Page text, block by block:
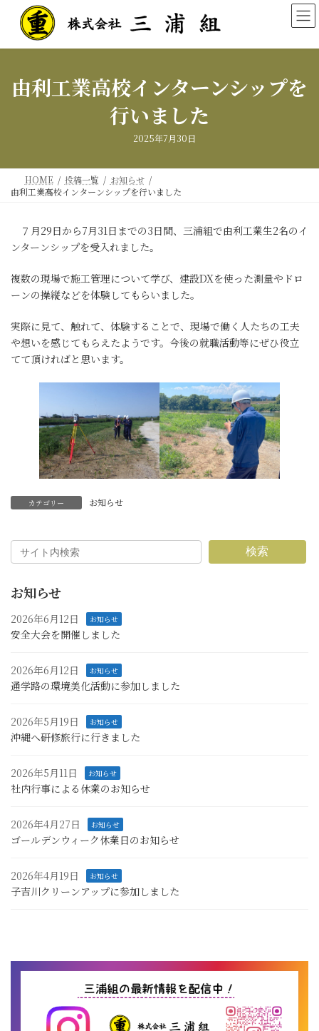
ン
ー
由利工業高校インターンシップを
行いました
2025年7月30日
HOME 投稿一覧
お知らせ
由利工業高校インターンシップを行いました
７月29日から7月31日までの3日間、三浦組で由利工業生2名のイ
ンターンシップを受入れました。
複数の現場で施工管理について学び、建設DXを使った測量やドロ
ーンの操縦などを体験してもらいました。
実際に見て、触れて、体験することで、現場で働く人たちの工夫
や想いを感じてもらえたようです。今後の就職活動等にぜひ役立
てて頂ければと思います。
カテゴリー お知らせ
検索
お知らせ
2026年6月12日 お知らせ
安全大会を開催しました
2026年6月12日 お知らせ
通学路の環境美化活動に参加しました
2026年5月19日 お知らせ
沖縄へ研修旅行に行きました
2026年5月11日 お知らせ
社内行事による休業のお知らせ
2026年4月27日 お知らせ
ゴールデンウィーク休業日のお知らせ
2026年4月19日 お知らせ
子吉川クリーンアップに参加しました